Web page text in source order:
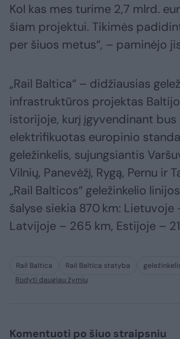
Kol kas mes turime 2,7 mlrd.
šiam projektui. Tikimės
per šiuos metus“, – paminėjo
„Rail Baltica“ – didžiausias
infrastruktūros projektas
istorijoje, kurį įgyvendinant
elektrifikuotas europinio
geležinkelis, sujungsiantis
Vilnių, Panevėžį, Rygą, Pernu ir
„Rail Balticos“ geležinkelio
šalyse siekia 870 km: Lietuvoje
Latvijoje – 265 km, Estijoje –
Rail Baltica Rail Baltica statyba
Rodyti daugiau žymių
Komentuoti po šiuo straipsniu